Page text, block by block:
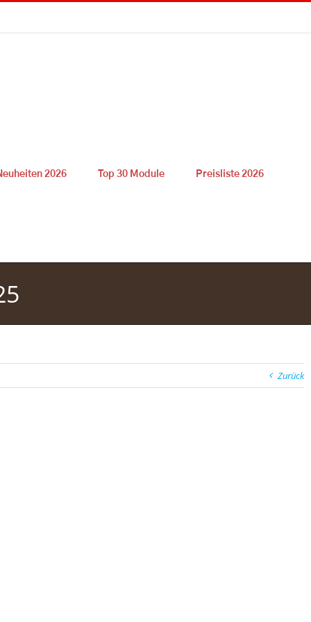
2026 Top 30 Module Preisliste 2026
Zurück